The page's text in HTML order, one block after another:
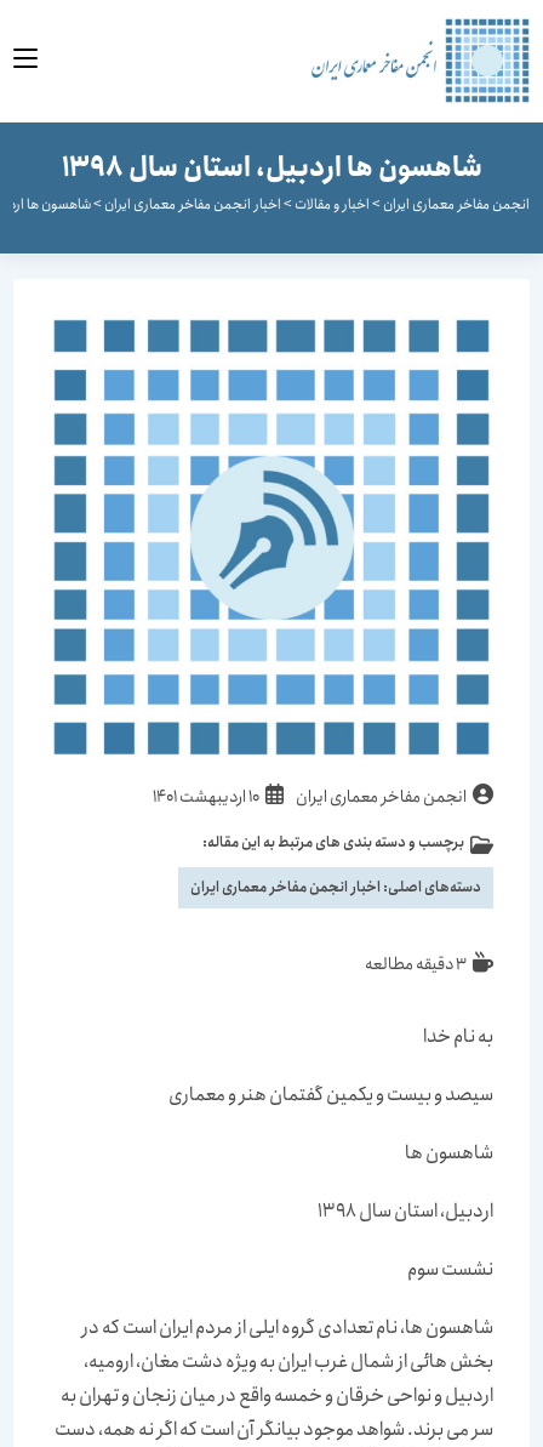
شاهسون ها اردبیل، استان سال 1398
مفاخر معماری ایران>اخبار و مقالات>اخبار انجمن مفاخر معماری ایران>شاهسون ها اردبیل،
انجمن مفاخر معماری ایران 10 اردیبهشت 1401
برچسب و دسته بندی های مرتبط به این مقاله:
دسته‌های اصلی:اخبار انجمن مفاخر معماری ایران
3 دقیقه مطالعه
به نام خدا
سیصد و بیست و یکمین گفتمان هنر و معماری
شاهسون ها
اردبیل، استان سال 1398
نشست سوم
شاهسون ها، نام تعدادی گروه ایلی از مردم ایران است که در
بخش هائی از شمال غرب ایران به ویژه دشت مغان، ارومیه،
اردبیل و نواحی خرقان و خمسه واقع در میان زنجان و تهران به
سر می برند. شواهد موجود بیانگر آن است که اگر نه همه، دست